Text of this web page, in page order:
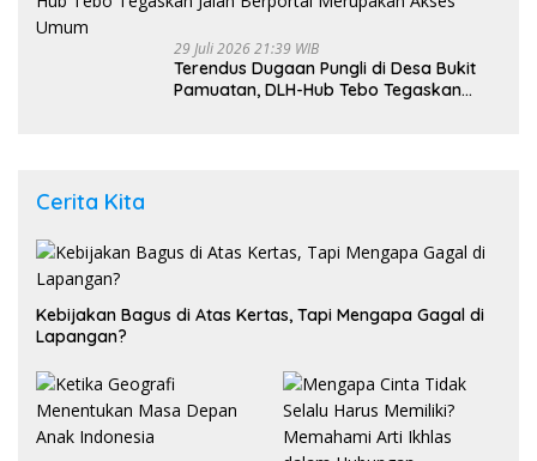
29 Juli 2026 21:39 WIB
Terendus Dugaan Pungli di Desa Bukit
Pamuatan, DLH-Hub Tebo Tegaskan
Cerita Kita
Kebijakan Bagus di Atas Kertas, Tapi Mengapa Gagal di
Lapangan?